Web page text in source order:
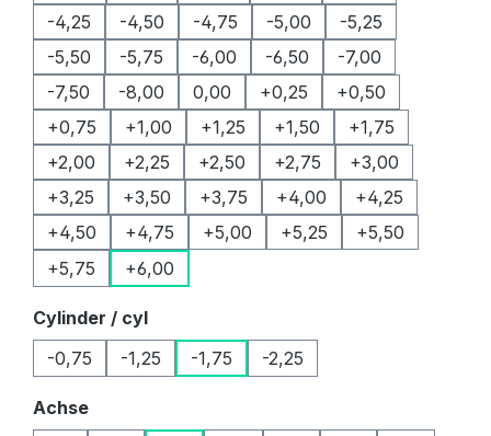
-4,25
-4,50 -4,75 -5,00
-5,25
-5,50
-5,75 -6,00 -6,50
-7,00
-7,50
-8,00 0,00 +0,25
+0,50
+0,75
+1,00 +1,25 +1,50
+1,75
+2,00
+2,25 +2,50 +2,75
+3,00
+3,25
+3,50 +3,75 +4,00
+4,25
+4,50
+4,75 +5,00 +5,25
+5,50
+5,75
+6,00
Cylinder / cylauswählen
-0,75
-1,25 -1,75 -2,25
Achseauswählen